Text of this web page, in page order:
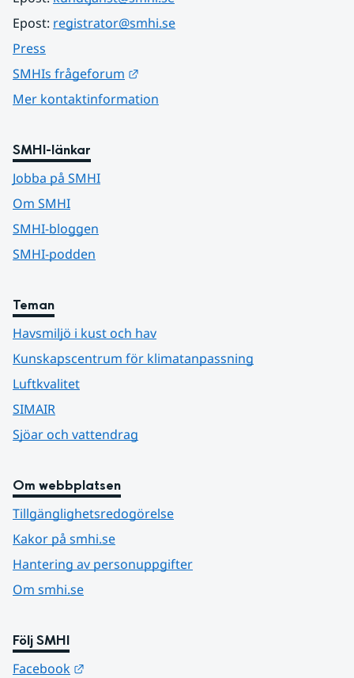
Epost: registrator@smhi.se
Press
SMHIs frågeforum
Mer kontaktinformation
SMHI-länkar
Jobba på SMHI
Om SMHI
SMHI-bloggen
SMHI-podden
Teman
Havsmiljö i kust och hav
Kunskapscentrum för klimatanpassning
Luftkvalitet
SIMAIR
Sjöar och vattendrag
Om webbplatsen
Tillgänglighetsredogörelse
Kakor på smhi.se
Hantering av personuppgifter
Om smhi.se
Följ SMHI
Facebook